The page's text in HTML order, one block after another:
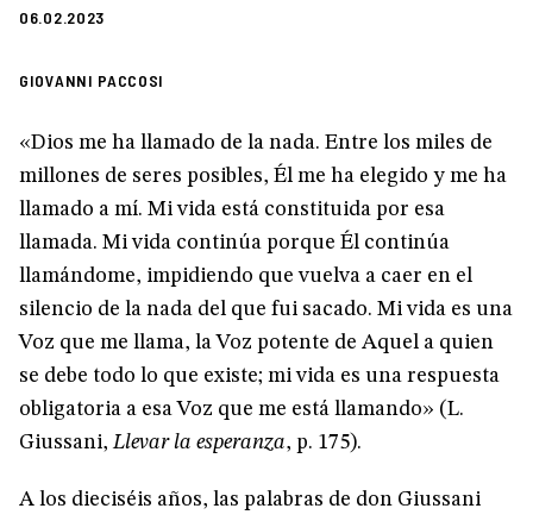
06.02.2023
GIOVANNI PACCOSI
«Dios me ha llamado de la nada. Entre los miles de
millones de seres posibles, Él me ha elegido y me ha
llamado a mí. Mi vida está constituida por esa
llamada. Mi vida continúa porque Él continúa
llamándome, impidiendo que vuelva a caer en el
silencio de la nada del que fui sacado. Mi vida es una
Voz que me llama, la Voz potente de Aquel a quien
se debe todo lo que existe; mi vida es una respuesta
obligatoria a esa Voz que me está llamando» (L.
Giussani,Llevar la esperanza, p. 175).
A los dieciséis años, las palabras de don Giussani